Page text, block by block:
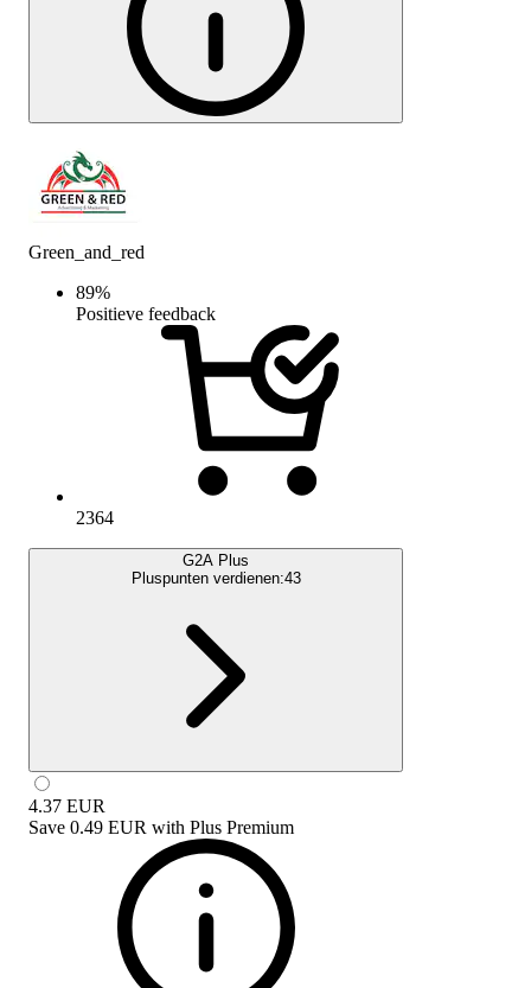
Green_and_red
89%
Positieve feedback
2364
G2A Plus
Pluspunten verdienen:43
4.37 EUR
Save 0.49 EUR with Plus Premium